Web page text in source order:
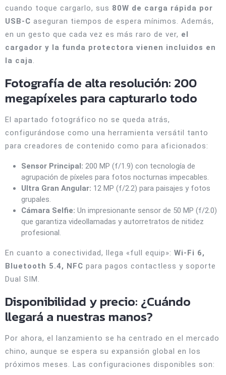
cuando toque cargarlo, sus 80W de carga rápida por
USB-C aseguran tiempos de espera mínimos. Además,
en un gesto que cada vez es más raro de ver, el
cargador y la funda protectora vienen incluidos en
la caja.
Fotografía de alta resolución: 200
megapíxeles para capturarlo todo
El apartado fotográfico no se queda atrás,
configurándose como una herramienta versátil tanto
para creadores de contenido como para aficionados:
Sensor Principal: 200 MP (f/1.9) con tecnología de
agrupación de píxeles para fotos nocturnas impecables.
Ultra Gran Angular: 12 MP (f/2.2) para paisajes y fotos
grupales.
Cámara Selfie: Un impresionante sensor de 50 MP (f/2.0)
que garantiza videollamadas y autorretratos de nitidez
profesional.
En cuanto a conectividad, llega «full equip»: Wi-Fi 6,
Bluetooth 5.4, NFC para pagos contactless y soporte
Dual SIM.
Disponibilidad y precio: ¿Cuándo
llegará a nuestras manos?
Por ahora, el lanzamiento se ha centrado en el mercado
chino, aunque se espera su expansión global en los
próximos meses. Las configuraciones disponibles son: